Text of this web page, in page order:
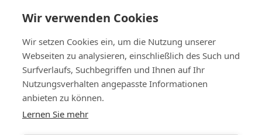
Wir verwenden Cookies
Wir setzen Cookies ein, um die Nutzung unserer
Webseiten zu analysieren, einschließlich des Such und
Surfverlaufs, Suchbegriffen und Ihnen auf Ihr
Nutzungsverhalten angepasste Informationen
anbieten zu können.
Lernen Sie mehr